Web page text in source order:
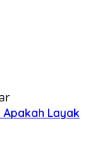
Layak